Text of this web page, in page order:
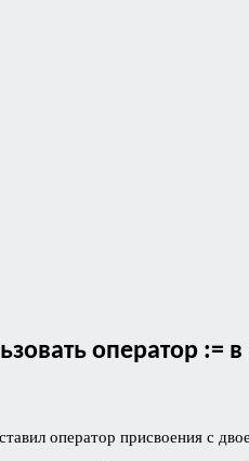
оператор :=
оператор присвоения с